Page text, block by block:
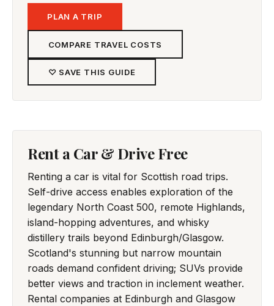
PLAN A TRIP
COMPARE TRAVEL COSTS
♡ SAVE THIS GUIDE
Rent a Car & Drive Free
Renting a car is vital for Scottish road trips.
Self-drive access enables exploration of the
legendary North Coast 500, remote Highlands,
island-hopping adventures, and whisky
distillery trails beyond Edinburgh/Glasgow.
Scotland's stunning but narrow mountain
roads demand confident driving; SUVs provide
better views and traction in inclement weather.
Rental companies at Edinburgh and Glasgow